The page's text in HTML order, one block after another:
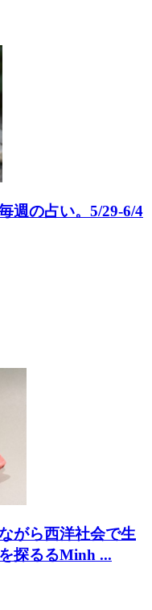
週の占い。5/29-6/4
がら西洋社会で生
探るるMinh ...